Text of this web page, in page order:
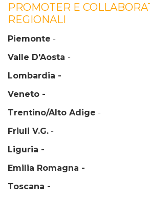
PROMOTER E
REGIONALI
Piemonte -
Valle D'Aosta -
Lombardia -
Veneto -
Trentino/Alto Adige -
Friuli V.G. -
Liguria -
Emilia Romagna -
Toscana -